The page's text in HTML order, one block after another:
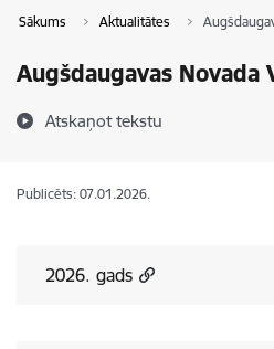
Sākums Aktualitātes
Augšdaugavas Novada
Atskaņot tekstu
Publicēts: 07.01.2026.
2026. gads